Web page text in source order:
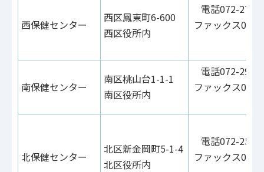
西保健センター
西区鳳東町6-600
西区役所内
電話072-271-
ファックス072-
南保健センター
南区桃山台1-1-1
南区役所内
電話072-293-
ファックス072-
北保健センター
北区新金岡町5-1-4
北区役所内
電話072-258-
ファックス072-